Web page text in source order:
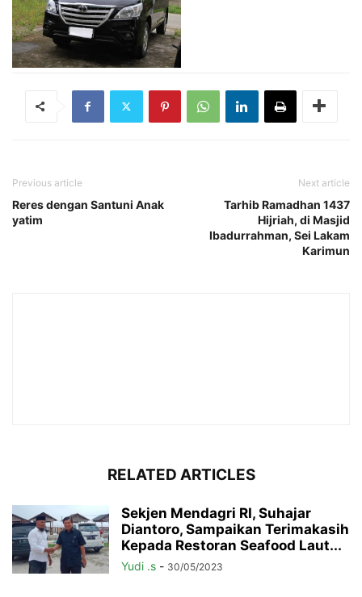
Previous article
Reres dengan Santuni Anak
yatim
Next article
Tarhib Ramadhan 1437
Hijriah, di Masjid
Ibadurrahman, Sei Lakam
Karimun
RELATED ARTICLES
Sekjen Mendagri RI, Suhajar
Diantoro, Sampaikan Terimakasih
Kepada Restoran Seafood Laut...
Yudi .s - 30/05/2023